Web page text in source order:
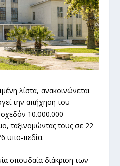
λίστα, ανακοινώνεται
την απήχηση του
10.000.000
ταξινομώντας τους σε 22
υπο-πεδία.
σπουδαία διάκριση των